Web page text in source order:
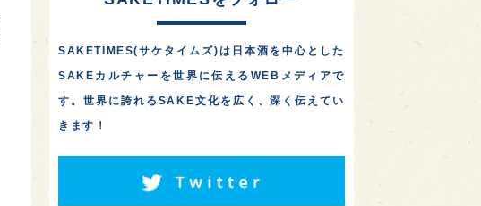
SAKETIMES(サケタイムズ)は日本酒を中心とした
SAKEカルチャーを世界に伝えるWEBメディアで
す。世界に誇れるSAKE文化を広く、深く伝えてい
きます！